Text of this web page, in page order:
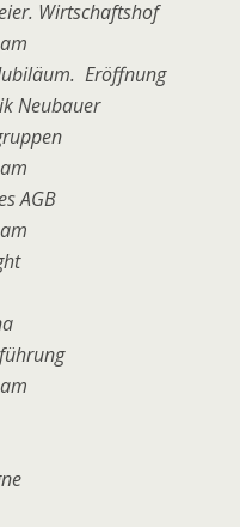
Wirtschaftshof
Eröffnung
Neubauer
AGB